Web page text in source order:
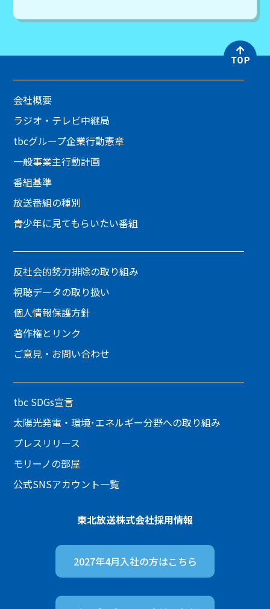
会社概要
ラジオ・テレビ中継局
tbcグループ企業行動憲章
一般事業主行動計画
番組基準
放送番組の種別
青少年に見てもらいたい番組
反社会的勢力排除の取り組み
視聴データの取り扱い
個人情報保護方針
著作権とリンク
ご意見・お問い合わせ
tbc SDGs宣言
太陽光発電・環境･エネルギー分野への取り組み
プレスリリース
モリーノの部屋
公式SNSアカウント一覧
東北放送株式会社採用情報
2027年4月入社の方はこちら